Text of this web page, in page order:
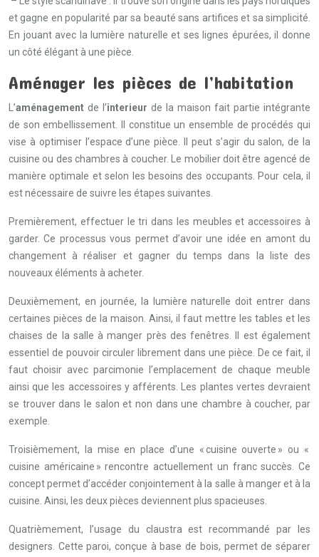
et gagne en popularité par sa beauté sans artifices et sa simplicité.
En jouant avec la lumière naturelle et ses lignes épurées, il donne
un côté élégant à une pièce.
Aménager les pièces de l’habitation
L’aménagement de l’interieur de la maison fait partie intégrante
de son embellissement. Il constitue un ensemble de procédés qui
vise à optimiser l’espace d’une pièce. Il peut s’agir du salon, de la
cuisine ou des chambres à coucher. Le mobilier doit être agencé de
manière optimale et selon les besoins des occupants. Pour cela, il
est nécessaire de suivre les étapes suivantes.
Premièrement, effectuer le tri dans les meubles et accessoires à
garder. Ce processus vous permet d’avoir une idée en amont du
changement à réaliser et gagner du temps dans la liste des
nouveaux éléments à acheter.
Deuxièmement, en journée, la lumière naturelle doit entrer dans
certaines pièces de la maison. Ainsi, il faut mettre les tables et les
chaises de la salle à manger près des fenêtres. Il est également
essentiel de pouvoir circuler librement dans une pièce. De ce fait, il
faut choisir avec parcimonie l’emplacement de chaque meuble
ainsi que les accessoires y afférents. Les plantes vertes devraient
se trouver dans le salon et non dans une chambre à coucher, par
exemple.
Troisièmement, la mise en place d’une « cuisine ouverte » ou «
cuisine américaine » rencontre actuellement un franc succès. Ce
concept permet d’accéder conjointement à la salle à manger et à la
cuisine. Ainsi, les deux pièces deviennent plus spacieuses.
Quatrièmement, l’usage du claustra est recommandé par les
designers. Cette paroi, conçue à base de bois, permet de séparer